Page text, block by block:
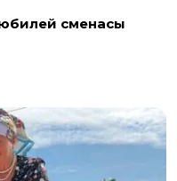
сменасы